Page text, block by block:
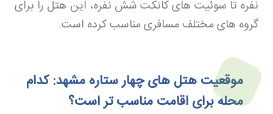
نفره تا سوئیت های کانکت شش نفره، این هتل را برای
گروه های مختلف مسافری مناسب کرده است.
موقعیت هتل‌ های چهار ستاره مشهد: کدام
محله برای اقامت مناسب‌ تر است؟